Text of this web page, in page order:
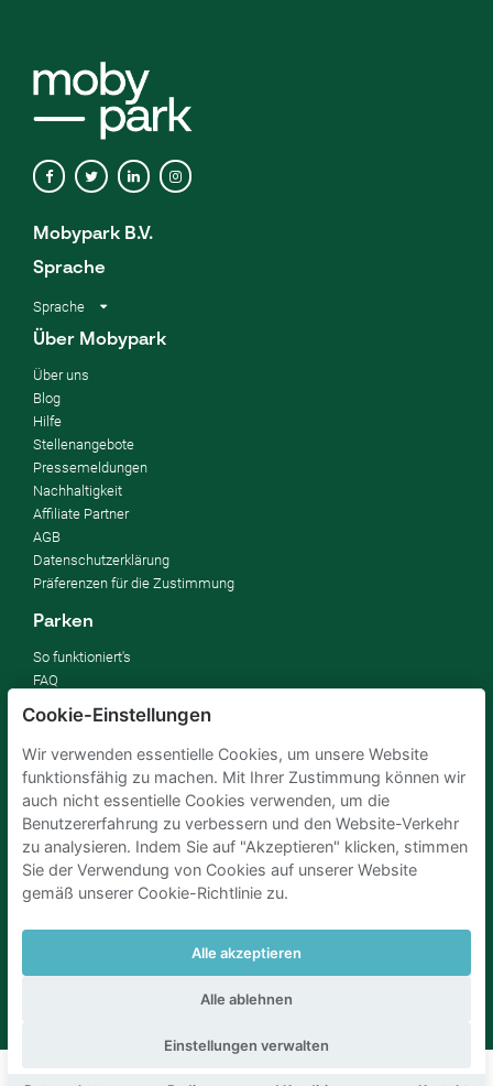
Buchen
Cookie-Einstellungen
Wir verwenden essentielle Cookies, um unsere Website
funktionsfähig zu machen. Mit Ihrer Zustimmung können wir
auch nicht essentielle Cookies verwenden, um die
Benutzererfahrung zu verbessern und den Website-Verkehr
zu analysieren. Indem Sie auf "Akzeptieren" klicken, stimmen
Sie der Verwendung von Cookies auf unserer Website
gemäß unserer Cookie-Richtlinie zu.
Alle akzeptieren
Alle ablehnen
Einstellungen verwalten
Mobypark B.V.
Sprache
Sprache
Über Mobypark
Über uns
Blog
Hilfe
Stellenangebote
Pressemeldungen
Nachhaltigkeit
Affiliate Partner
AGB
Datenschutzerklärung
Präferenzen für die Zustimmung
Parken
So funktioniert's
FAQ
Vermieten
Parkplatz vermieten
Für Unternehmen
Verbessern Sie Ihre SDGs
Business-Blog